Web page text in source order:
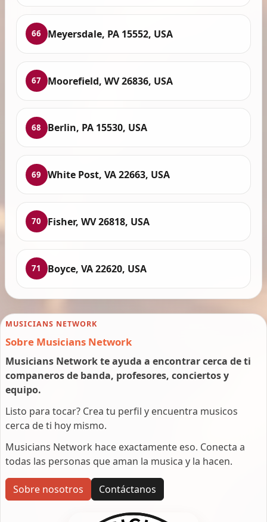
66 Meyersdale, PA 15552, USA
67 Moorefield, WV 26836, USA
68 Berlin, PA 15530, USA
69 White Post, VA 22663, USA
70 Fisher, WV 26818, USA
71 Boyce, VA 22620, USA
MUSICIANS NETWORK
Sobre Musicians Network
Musicians Network te ayuda a encontrar cerca de ti
companeros de banda, profesores, conciertos y
equipo.
Listo para tocar? Crea tu perfil y encuentra musicos
cerca de ti hoy mismo.
Musicians Network hace exactamente eso. Conecta a
todas las personas que aman la musica y la hacen.
Sobre nosotros Contáctanos